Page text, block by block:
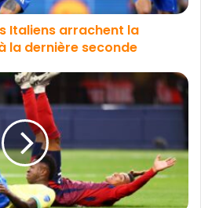
Italiens arrachent la
la dernière seconde